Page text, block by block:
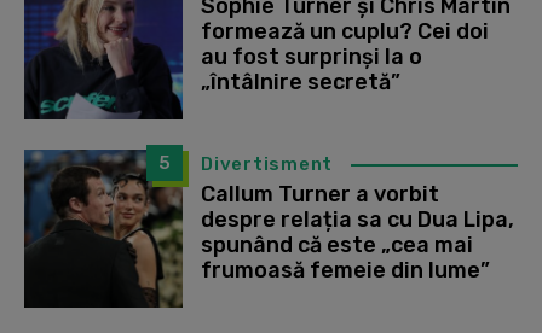
Sophie Turner și Chris Martin
formează un cuplu? Cei doi
au fost surprinși la o
„întâlnire secretă”
5 Divertisment
Callum Turner a vorbit
despre relația sa cu Dua Lipa,
spunând că este „cea mai
frumoasă femeie din lume”